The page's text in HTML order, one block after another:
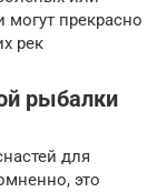
могут прекрасно
рек
рыбалки
для
это